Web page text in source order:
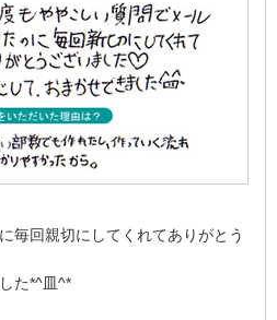
毎回親切にしてくれてありがとう
た*^皿^*